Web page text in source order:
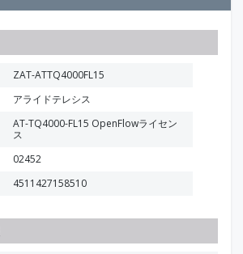
ZAT-ATTQ4000FL15
アライドテレシス
AT-TQ4000-FL15 OpenFlowライセン
ス
02452
4511427158510